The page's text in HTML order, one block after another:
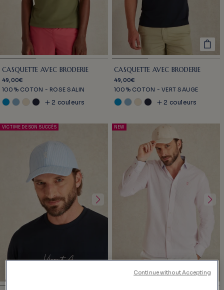
CASQUETTE AVEC BRODERIE
49,00€
100% COTON - ROSE SALIN
2 couleurs
CASQUETTE AVEC BRODERIE
49,00€
100% COTON - VERT SAUGE
2 couleurs
VICTIME DE SON SUCCÈS NEW
Continue without Accepting